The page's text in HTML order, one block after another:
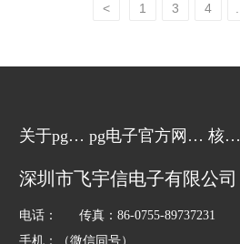
< 1 3 4
关于pg电
子游戏
pg电子官方网站
的产品中心
核心
深圳市飞宇信电子有限公司
电话： 传真：86-0755-89737231
手机：（微信同号）